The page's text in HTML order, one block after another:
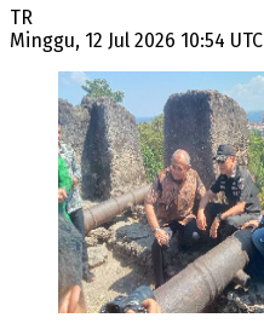
TR
Minggu, 12 Jul 2026 10:54 UTC